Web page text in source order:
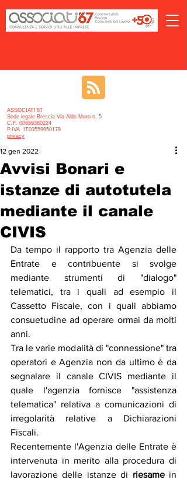
ASSOCIATI’67
Sede legale Brescia Via Aldo Moro n. 5
C.F. 00659380224
P.IVA IT03559950179
privacy
Avvisi Bonari e
istanze di autotutela
mediante il canale
CIVIS
12 gen 2022
Da tempo il rapporto tra Agenzia delle
Entrate e contribuente si svolge
mediante strumenti di "dialogo"
telematici, tra i quali ad esempio il
Cassetto Fiscale, con i quali abbiamo
consuetudine ad operare ormai da molti
anni.
Tra le varie modalità di "connessione" tra
operatori e Agenzia non da ultimo è da
segnalare il canale CIVIS mediante il
quale l'agenzia fornisce "assistenza
telematica" relativa a comunicazioni di
irregolarità relative a Dichiarazioni
Fiscali.
Recentemente l'Agenzia delle Entrate è
intervenuta in merito alla procedura di
lavorazione delle istanze di riesame